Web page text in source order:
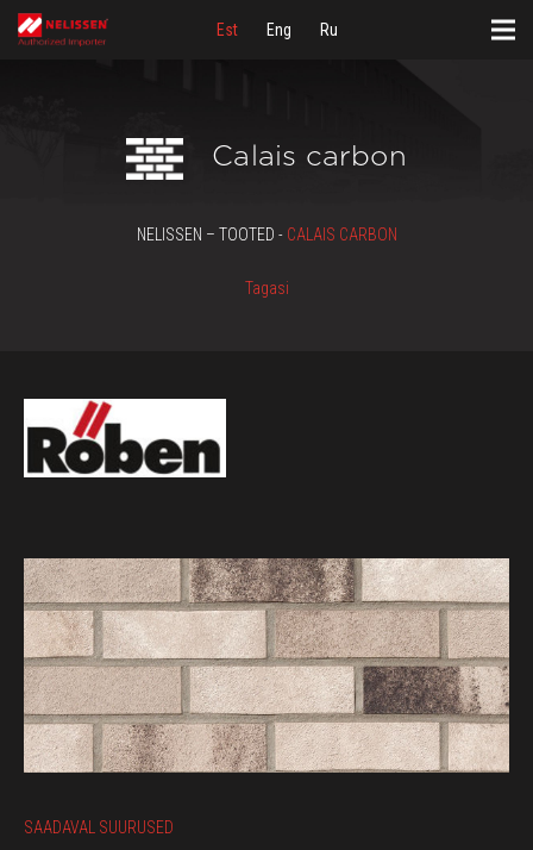
Est Eng Ru
Calais carbon
NELISSEN – TOOTED - CALAIS CARBON
Tagasi
SAADAVAL SUURUSED